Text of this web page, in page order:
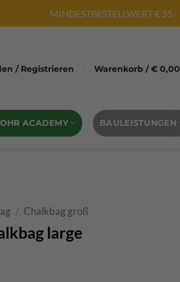
MINDESTBESTELLWERT € 35,-
/ Registrieren Warenkorb /€ 0,00
ACADEMY BAULEISTUNGEN
/ Chalkbag groß
large